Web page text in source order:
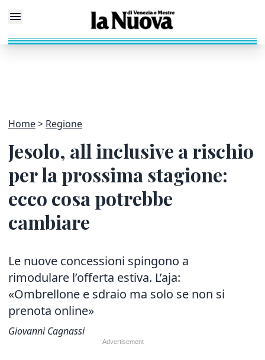
Home Regione
Jesolo, all inclusive a rischio
per la prossima stagione:
ecco cosa potrebbe
cambiare
Le nuove concessioni spingono a
rimodulare l’offerta estiva. L’aja:
«Ombrellone e sdraio ma solo se non si
prenota online»
Giovanni Cagnassi